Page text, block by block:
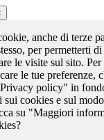
anche di terze
per permetterti
le visite sul sito.
le tue preferenze,
policy" in
cookies e sul
su "Maggiori